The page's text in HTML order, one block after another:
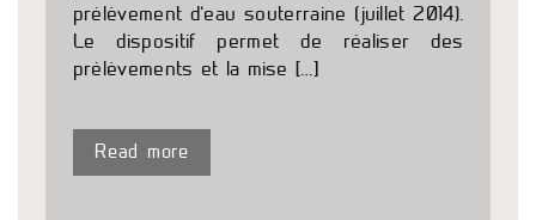
prélèvement d’eau souterraine (juillet 2014).
Le dispositif permet de réaliser des
prélèvements et la mise […]
Read more